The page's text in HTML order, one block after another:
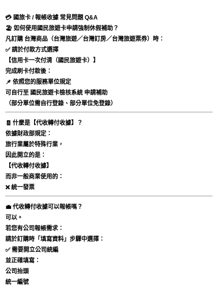
💳 國旅卡 / 報帳收據 常見問題 Q&A
🏖 如何使用國民旅遊卡申請強制休假補助？
凡訂購 台灣商品 （台灣旅遊／台灣訂房／台灣旅遊票券）時：
✅ 請於付款方式選擇
【信用卡一次付清（國民旅遊卡）】
完成刷卡付款後：
📌 依照您的服務單位規定
可自行至 國民旅遊卡檢核系統 申請補助
（部分單位需自行登錄、部分單位免登錄）
🧾 什麼是【代收轉付收據】？
依據財政部規定：
旅行業屬於特殊行業，
因此開立的是：
【代收轉付收據】
而非一般商業使用的：
❌ 統一發票
💼 代收轉付收據可以報帳嗎？
可以。
若您有公司報帳需求：
請於訂購時「填寫資料」步驟中選擇：
✅需要開立公司統編
並正確填寫：
公司抬頭
統一編號